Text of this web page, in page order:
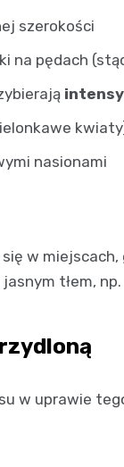
szerokości
pędach
nasionami
w
tłem,
w uprawie